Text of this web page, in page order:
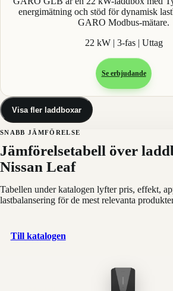
energimätning och stöd för dynamisk
GARO Modbus-mätare.
22 kW | 3-fas | Uttag
Se erbjudande
Visa fler laddboxar
SNABB JÄMFÖRELSE
Jämförelsetabell över
Nissan Leaf
Tabellen under katalogen lyfter pris, effekt,
lastbalansering för de mest relevanta
Till katalogen